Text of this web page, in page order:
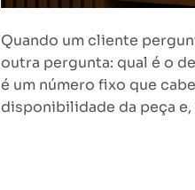
Quando um cliente
outra pergunta: qual é o
é um número fixo que
disponibilidade da peça